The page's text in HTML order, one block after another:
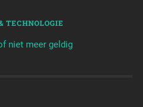
TECHNOLOGIE
niet meer geldig